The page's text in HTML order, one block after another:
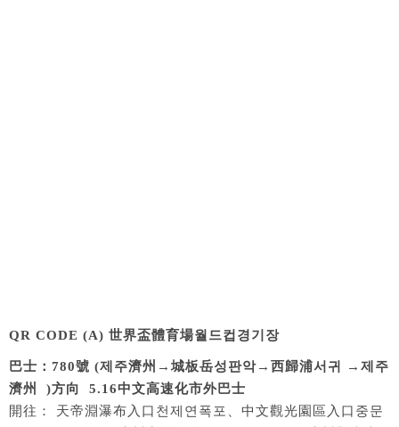
QR CODE (A) 世界盃體育場월드컵경기장
巴士： 780號 (제주濟州→ 城板岳성판악→ 西歸浦서귀 → 제주
濟州 )方向 5.16中文高速化市外巴士
開往： 天帝淵瀑布入口천제연폭포、中文觀光園區入口중문